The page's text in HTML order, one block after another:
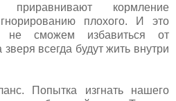
кормление
плохого. И это
сможем избавиться от
всегда будут жить внутри
Попытка изгнать нашего